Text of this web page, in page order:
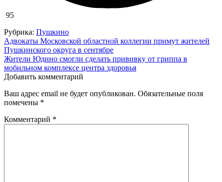
95
Рубрика: Пушкино
Навигация
по
записям
Адвокаты Московской областной коллегии примут жителей
Пушкинского округа в сентябре
Жители Юдино смогли сделать прививку от гриппа в
мобильном комплексе центра здоровья
Добавить комментарий
Ваш адрес email не будет опубликован. Обязательные поля
помечены *
Комментарий *